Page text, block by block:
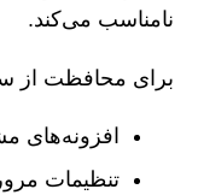
نامناسب می‌کند.
برای محافظت از
افزونه‌های
تنظیمات